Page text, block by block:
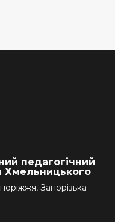
педагогічний
Хмельницького
Запорізька